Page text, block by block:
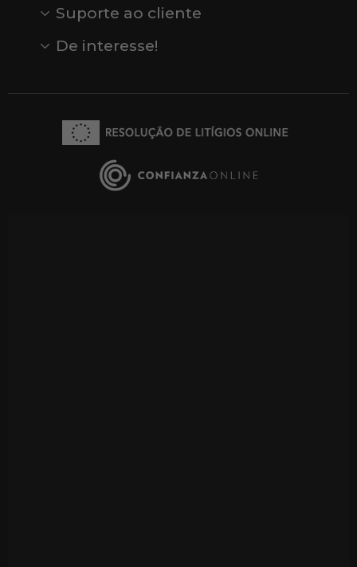
Suporte ao cliente
Comentários
Comentários do Google
De interesse!